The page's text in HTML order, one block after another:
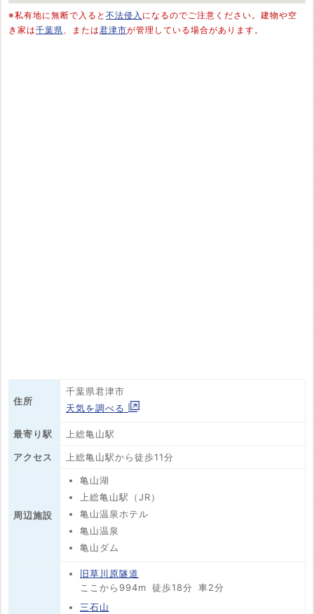
※私有地に無断で入ると 不法侵入 になるのでご注意ください。建物や空
き家は千葉県 、または君津市が管理している場合があります。
住所
千葉県君津市
天気を調べる
最寄り駅 上総亀山駅
アクセス 上総亀山駅から徒歩11分
周辺施設
亀山湖
上総亀山駅（JR）
亀山温泉ホテル
亀山温泉
亀山ダム
旧草川原隧道
ここから994m 徒歩18分
車2分
三石山